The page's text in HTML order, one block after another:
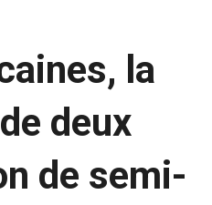
la
deux
de semi-